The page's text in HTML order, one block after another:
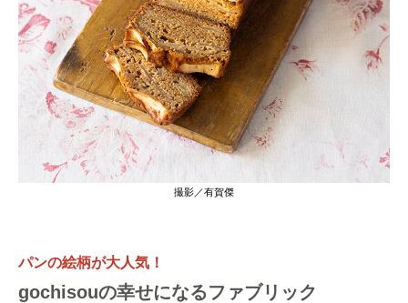
撮影／有賀傑
パンの絵柄が大人気！
gochisouの幸せになるファブリック